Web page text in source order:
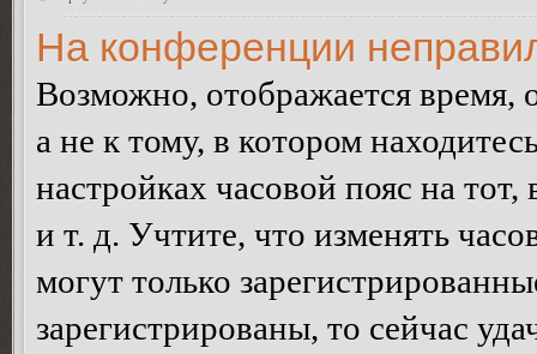
На конференции
Возможно, отображается время,
а не к тому, в котором
настройках часовой пояс на
и т. д. Учтите, что изменять
могут только
зарегистрированы, то сейчас